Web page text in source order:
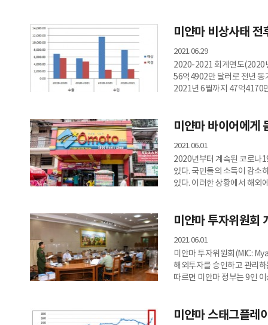
미얀마 비상사태 전
2021.06.29
2020-2021 회계연도(2020
56억4902만 달러로 전년 동
2021년 6월까지 47억4170
미얀마 바이어에게
2021.06.01
2020년부터 계속된 코로나
있다. 국민들의 소득이 감소
있다. 이러한 상황에서 해외
미얀마 투자위원회
2021.06.01
미얀마 투자위원회(MIC:
해외투자를 승인하고 관리
따르면 미얀마 정부는 9인
미얀마 스태그플레